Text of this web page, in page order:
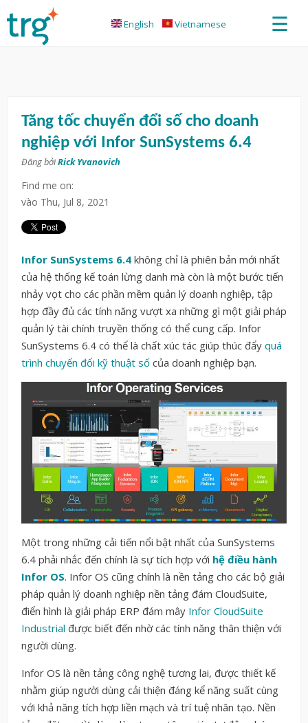
English Vietnamese ☰
Tăng tốc chuyển đổi số cho doanh
nghiệp với Infor SunSystems 6.4
Đăng bởiRick Yvanovich
Find me on:
vào Thu, Jul 8, 2021
Infor SunSystems 6.4 không chỉ là phiên bản mới nhất
của hệ thống kế toán lừng danh mà còn là một bước tiến
nhảy vọt cho các phần mềm quản lý doanh nghiệp, tập
hợp đầy đủ các tính năng vượt xa những gì một giải pháp
quản lý tài chính truyền thống có thể cung cấp. Infor
SunSystems 6.4 có thể là chất xúc tác giúp thúc đẩy quá
trình chuyển đổi kỹ thuật số của doanh nghiệp bạn.
Một trong những cải tiến nổi bật nhất của SunSystems
6.4 phải nhắc đến chính là sự tích hợp với hệ điều hành
Infor OS. Infor OS cũng chính là nền tảng cho các bộ giải
pháp quản lý doanh nghiệp nền tảng đám CloudSuite,
điển hình là giải pháp ERP đám mây Infor CloudSuite
Industrial được biết đến nhờ các tính năng thân thiện với
người dùng.
Infor OS là nền tảng công nghệ tương lai, được thiết kế
nhằm giúp người dùng cải thiện đáng kể năng suất cùng
với khả năng tích hợp liền mạch và trí tuệ nhân tạo. Nền